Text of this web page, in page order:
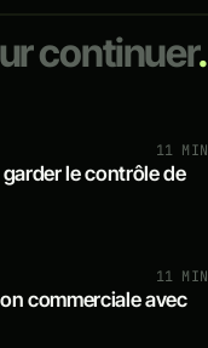
continuer.
11 MIN
le contrôle de
11 MIN
commerciale avec